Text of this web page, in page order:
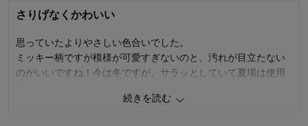
購入のきっかけ：
さりげなくかわいい
思っていたよりやさしい色合いでした。
ミッキー柄ですが模様が可愛すぎないのと、汚れが目立たない
のがいいですね！今は冬ですが、サラッとしていて夏場は使用
続きを読む